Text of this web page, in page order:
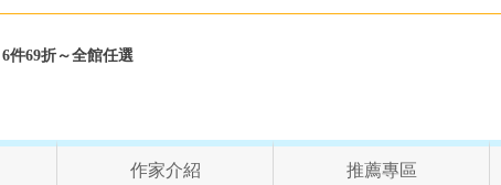
件69折～全館任選
作家介紹 推薦專區